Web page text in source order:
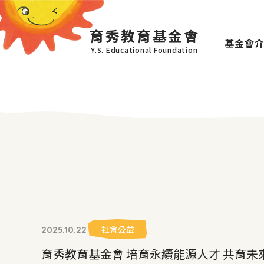
育秀教育基金會
Y.S. Educational Foundation 基金會
2025.10.22 社會公益
育秀教育基金會 培育永續能源人才 共育